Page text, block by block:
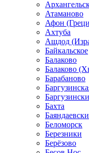
Атаманово
Афон
Ахтуба
Ашдод
Байкальское
Балаково
Балаково
Барабаново
Бахта
Беломорск
Березники
Берёзово